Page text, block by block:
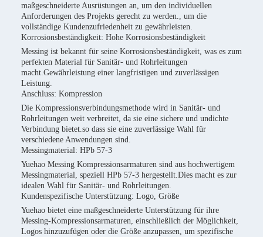
maßgeschneiderte Ausrüstungen an, um den individuellen
Anforderungen des Projekts gerecht zu werden., um die
vollständige Kundenzufriedenheit zu gewährleisten.
Korrosionsbeständigkeit: Hohe Korrosionsbeständigkeit
Messing ist bekannt für seine Korrosionsbeständigkeit, was es zum
perfekten Material für Sanitär- und Rohrleitungen
macht.Gewährleistung einer langfristigen und zuverlässigen
Leistung.
Anschluss: Kompression
Die Kompressionsverbindungsmethode wird in Sanitär- und
Rohrleitungen weit verbreitet, da sie eine sichere und undichte
Verbindung bietet.so dass sie eine zuverlässige Wahl für
verschiedene Anwendungen sind.
Messingmaterial: HPb 57-3
Yuehao Messing Kompressionsarmaturen sind aus hochwertigem
Messingmaterial, speziell HPb 57-3 hergestellt.Dies macht es zur
idealen Wahl für Sanitär- und Rohrleitungen.
Kundenspezifische Unterstützung: Logo, Größe
Yuehao bietet eine maßgeschneiderte Unterstützung für ihre
Messing-Kompressionsarmaturen, einschließlich der Möglichkeit,
Logos hinzuzufügen oder die Größe anzupassen, um spezifische